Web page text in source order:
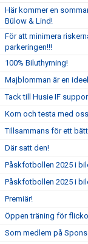
Här kommer en
Bülow & Lind!
För att minimera
parkeringen!!!
100% Biluthyrning!
Majblomman är en
Tack till Husie IF
Kom och testa med
Tillsammans för ett
Där satt den!
Påskfotbollen 2025 i
Påskfotbollen 2025 i
Premiär!
Öppen träning för
Som medlem på